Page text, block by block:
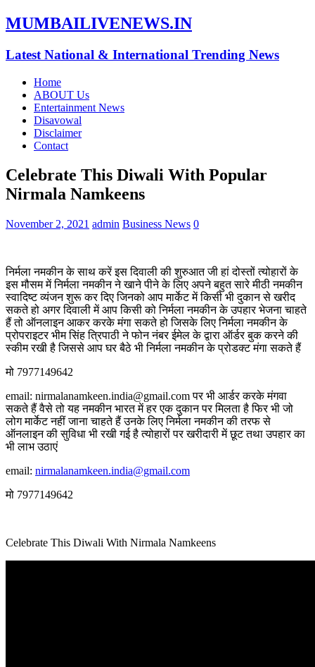
MUMBAILIVENEWS.IN
Latest National & International Trending News
Home
ABOUT Us
Entertainment News
Disavowal
Disclaimer
Contact
Celebrate This Diwali With Popular
Nirmala Namkeens
November 2, 2021 admin Business News 0
निर्मला नमकीन के साथ करें इस दिवाली की शुरुआत जी हां दोस्तों त्योहारों के
इस मौसम में निर्मला नमकीन ने खाने पीने के लिए अपने बहुत सारे मीठी नमकीन
स्वादिष्ट व्यंजन शुरू कर दिए जिनको आप मार्केट में किसी भी दुकान से खरीद
सकते हो अगर दिवाली में आप किसी को निर्मला नमकीन के उपहार भेजना चाहते
हैं तो ऑनलाइन आकर करके मंगा सकते हो जिसके लिए निर्मला नमकीन के
प्रोपराइटर भीम सिंह त्रिपाठी ने फोन नंबर ईमेल के द्वारा ऑर्डर बुक करने की
स्कीम रखी है जिससे आप घर बैठे भी निर्मला नमकीन के प्रोडक्ट मंगा सकते हैं
मो 7977149642
email: nirmalanamkeen.india@gmail.com पर भी आर्डर करके मंगवा
सकते हैं वैसे तो यह नमकीन भारत में हर एक दुकान पर मिलता है फिर भी जो
लोग मार्केट नहीं जाना चाहते हैं उनके लिए निर्मला नमकीन की तरफ से
ऑनलाइन की सुविधा भी रखी गई है त्योहारों पर खरीदारी में छूट तथा उपहार का
भी लाभ उठाएं
email: nirmalanamkeen.india@gmail.com
मो 7977149642
Celebrate This Diwali With Nirmala Namkeens